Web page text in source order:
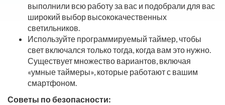
выполнили всю работу за вас и подобрали для вас
широкий выбор высококачественных
светильников.
Используйте программируемый таймер, чтобы
свет включался только тогда, когда вам это нужно.
Существует множество вариантов, включая
«умные таймеры», которые работают с вашим
смартфоном.
Советы по безопасности: